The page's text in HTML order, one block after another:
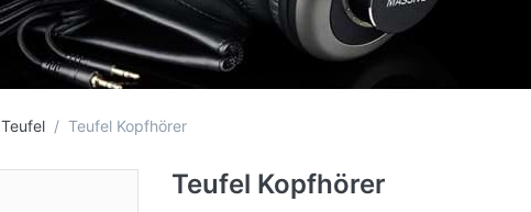
Teufel Teufel Kopfhörer
Teufel Kopfhörer